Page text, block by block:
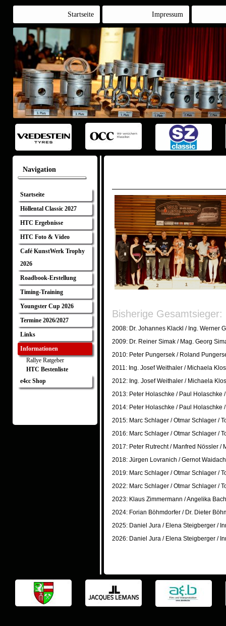
Startseite Impressum
Navigation
Startseite
Höllental Classic 2027
HTC Ergebnisse
HTC Foto & Video
Café KunstWerk Trophy
2026
Roadbook-Erstellung
Timing-Training
Youngster Cup 2026
Termine 2026/2027
Links
Informationen
Rallye Ratgeber
HTC Bestenliste
e4cc Shop
Bisherige Gesamtsieger:
2008: Dr. Johannes Klackl / Ing. Werner
2009: Dr. Reiner Simak / Mag. Georg
2010: Peter Pungersek / Roland
2011: Ing. Josef Weithaler / Michaela
2012: Ing. Josef Weithaler / Michaela
2013: Peter Holaschke / Paul Holaschke
2014: Peter Holaschke / Paul Holaschke
2015: Marc Schlager / Otmar Schlager /
2016: Marc Schlager / Otmar Schlager /
2017: Peter Rutrecht / Manfred Nössler /
2018: Jürgen Lovranich / Gernot
2019: Marc Schlager / Otmar Schlager /
2022: Marc Schlager / Otmar Schlager /
2023: Klaus Zimmermann / Angelika
2024: Forian Böhmdorfer / Dr. Dieter
2025: Daniel Jura / Elena Steigberger /
2026: Daniel Jura / Elena Steigberger /